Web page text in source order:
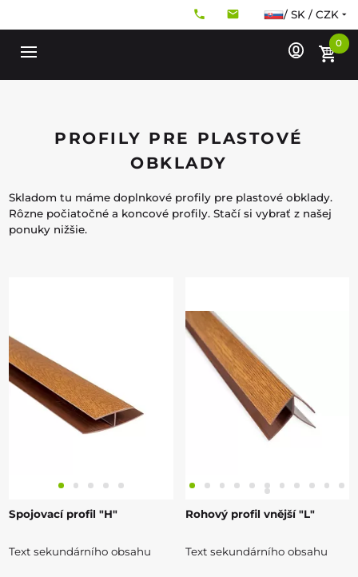
/ SK / CZK
0
PROFILY PRE PLASTOVÉ
OBKLADY
Skladom tu máme doplnkové profily pre plastové obklady.
Rôzne počiatočné a koncové profily. Stačí si vybrať z našej
ponuky nižšie.
Spojovací profil "H"
Text sekundárního obsahu
Rohový profil vnější "L"
Text sekundárního obsahu